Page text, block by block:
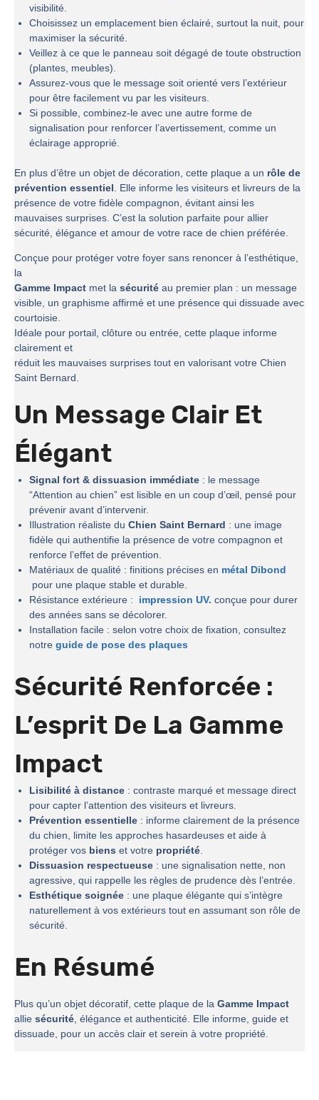
visibilité.
Choisissez un emplacement bien éclairé, surtout la nuit, pour
maximiser la sécurité.
Veillez à ce que le panneau soit dégagé de toute obstruction
(plantes, meubles).
Assurez-vous que le message soit orienté vers l’extérieur
pour être facilement vu par les visiteurs.
Si possible, combinez-le avec une autre forme de
signalisation pour renforcer l’avertissement, comme un
éclairage approprié.
En plus d’être un objet de décoration, cette plaque a un rôle de
prévention essentiel. Elle informe les visiteurs et livreurs de la
présence de votre fidèle compagnon, évitant ainsi les
mauvaises surprises. C’est la solution parfaite pour allier
sécurité, élégance et amour de votre race de chien préférée.
Conçue pour protéger votre foyer sans renoncer à l’esthétique,
la
Gamme Impact met la sécurité au premier plan : un message
visible, un graphisme affirmé et une présence qui dissuade avec
courtoisie.
Idéale pour portail, clôture ou entrée, cette plaque informe
clairement et
réduit les mauvaises surprises tout en valorisant votre Chien
Saint Bernard.
Un Message Clair Et
Élégant
Signal fort & dissuasion immédiate : le message
“Attention au chien” est lisible en un coup d’œil, pensé pour
prévenir avant d’intervenir.
Illustration réaliste du Chien Saint Bernard : une image
fidèle qui authentifie la présence de votre compagnon et
renforce l’effet de prévention.
Matériaux de qualité : finitions précises en métal Dibond
pour une plaque stable et durable.
Résistance extérieure :
impression UV. conçue pour durer
des années sans se décolorer.
Installation facile : selon votre choix de fixation, consultez
notre guide de pose des plaques
Sécurité Renforcée :
L’esprit De La Gamme
Impact
Lisibilité à distance : contraste marqué et message direct
pour capter l’attention des visiteurs et livreurs.
Prévention essentielle : informe clairement de la présence
du chien, limite les approches hasardeuses et aide à
protéger vos biens et votre propriété.
Dissuasion respectueuse : une signalisation nette, non
agressive, qui rappelle les règles de prudence dès l’entrée.
Esthétique soignée : une plaque élégante qui s’intègre
naturellement à vos extérieurs tout en assumant son rôle de
sécurité.
En Résumé
Plus qu’un objet décoratif, cette plaque de la Gamme Impact
allie sécurité, élégance et authenticité. Elle informe, guide et
dissuade, pour un accès clair et serein à votre propriété.